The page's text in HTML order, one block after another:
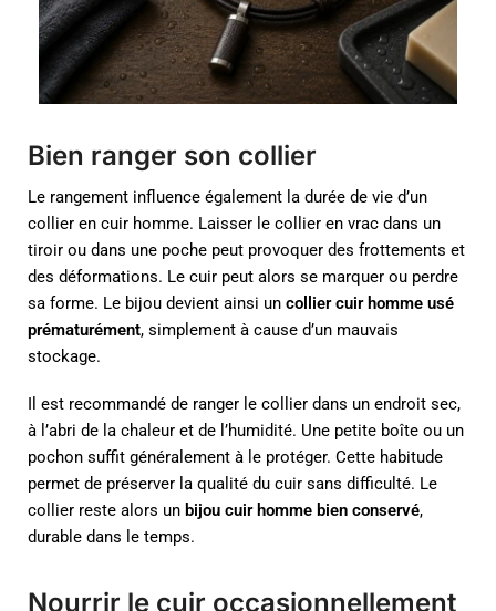
Bien ranger son collier
Le rangement influence également la durée de vie d’un
collier en cuir homme. Laisser le collier en vrac dans un
tiroir ou dans une poche peut provoquer des frottements et
des déformations. Le cuir peut alors se marquer ou perdre
sa forme. Le bijou devient ainsi un collier cuir homme usé
prématurément, simplement à cause d’un mauvais
stockage.
Il est recommandé de ranger le collier dans un endroit sec,
à l’abri de la chaleur et de l’humidité. Une petite boîte ou un
pochon suffit généralement à le protéger. Cette habitude
permet de préserver la qualité du cuir sans difficulté. Le
collier reste alors un bijou cuir homme bien conservé,
durable dans le temps.
Nourrir le cuir occasionnellement